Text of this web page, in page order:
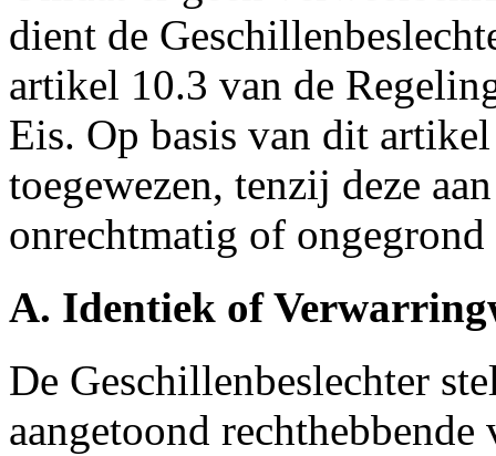
dient de
artikel 10.3 van de
Eis. Op basis van dit
toegewezen, tenzij deze
onrechtmatig of
A. Identiek of
De Geschillenbeslechter
aangetoond